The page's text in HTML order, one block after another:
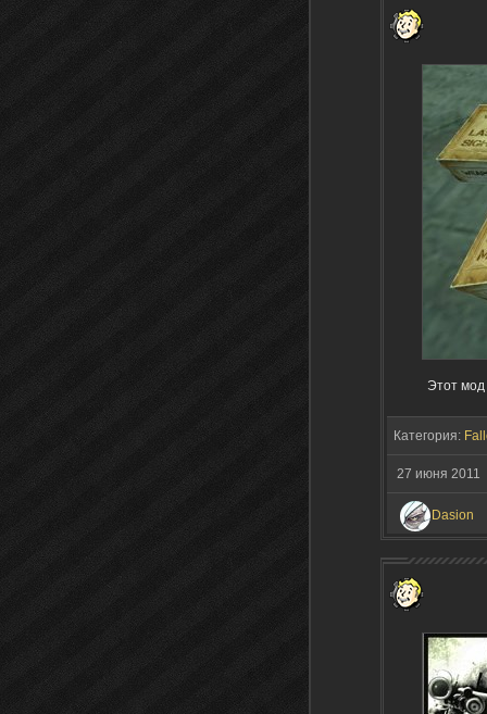
Этот
Категория:
27 июня 2011
Dasion